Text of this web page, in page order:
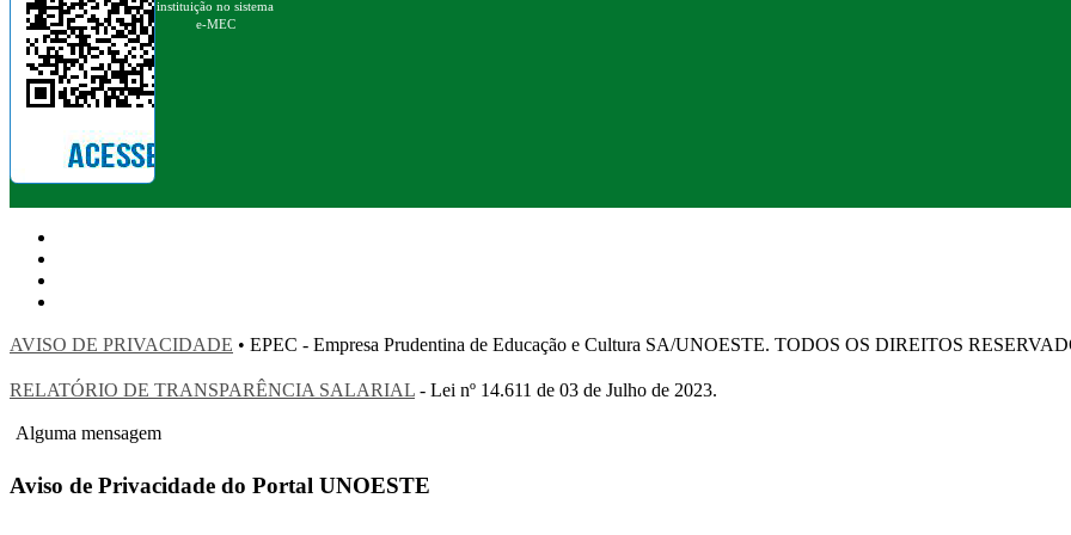
instituição no sistema
e-MEC
AVISO DE PRIVACIDADE • EPEC - Empresa Prudentina de Educação e Cultura SA/UNOESTE. TODOS OS DIREITOS
RELATÓRIO DE TRANSPARÊNCIA SALARIAL - Lei nº 14.611 de 03 de Julho de 2023.
Alguma mensagem
Aviso de Privacidade do Portal UNOESTE